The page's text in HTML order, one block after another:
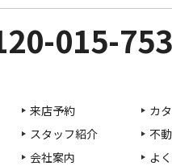
015-753
来店予約
スタッフ紹介
会社案内
カ
不
よ